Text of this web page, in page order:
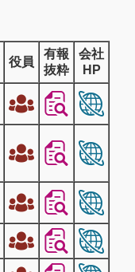
役員
有報
抜粋
会社
HP